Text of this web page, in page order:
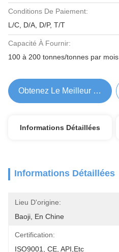
Conditions De Paiement:
L/C, D/A, D/P, T/T
Capacité À Fournir:
100 à 200 tonnes/tonnes par mois
Obtenez Le Meilleur Prix
Informations Détaillées
Informations Détaillées
Lieu D'origine:
Baoji, En Chine
Certification:
ISO9001, CE, API,etc